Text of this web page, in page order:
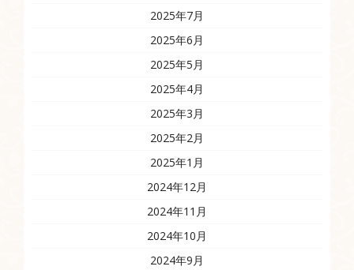
2025年7月
2025年6月
2025年5月
2025年4月
2025年3月
2025年2月
2025年1月
2024年12月
2024年11月
2024年10月
2024年9月